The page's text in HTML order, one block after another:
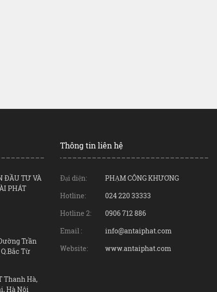
ĐẦU TƯ VÀ
PHÁT
Trần
Q.Bắc Từ
Thanh Hà,
Hà Nội
Thông tin liên hệ
Đại diện:
PHẠM CÔNG KHƯƠNG
Hotline:
024 220 33333
Hotline 2:
0906 712 886
Email :
info@antaiphat.com
Website:
www.antaiphat.com